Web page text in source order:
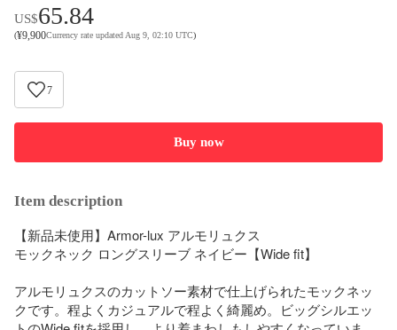
US$65.84
(¥9,900Currency rate updated Aug 9, 02:10 UTC)
7
Buy now
Item description
【新品未使用】Armor-lux アルモリュクス
モックネック ロングスリーブ ネイビー【Wide fit】
アルモリュクスのカットソー素材で仕上げられたモックネッ
クです。程よくカジュアルで程よく綺麗め。ビッグシルエッ